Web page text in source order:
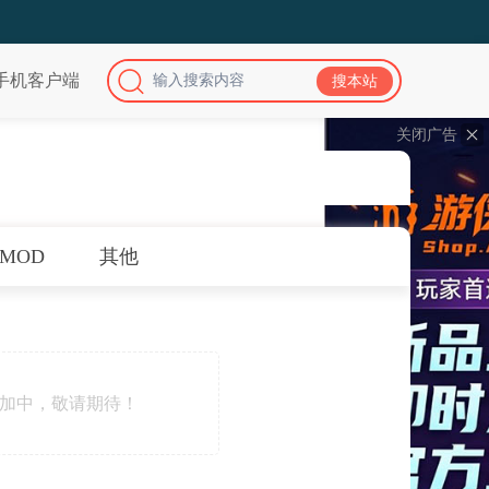
关闭广告
机客户端
MOD 其他
中，敬请期待！